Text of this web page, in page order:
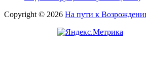
Copyright © 2026 На пути к